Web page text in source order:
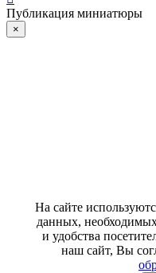
Публикация миниатюры
×
На сайте
данных,
и удобства
наш сайт, Вы